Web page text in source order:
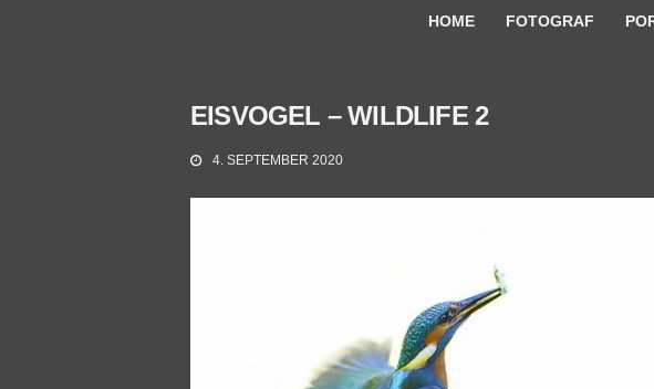
HOME FOTOGRAF
EISVOGEL – WILDLIFE 2
4. SEPTEMBER 2020